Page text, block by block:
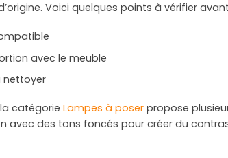
Voici quelques points à vérifier
avec le meuble
nettoyer
catégorie Lampes à poserpropose
avec des tons foncés pour créer du